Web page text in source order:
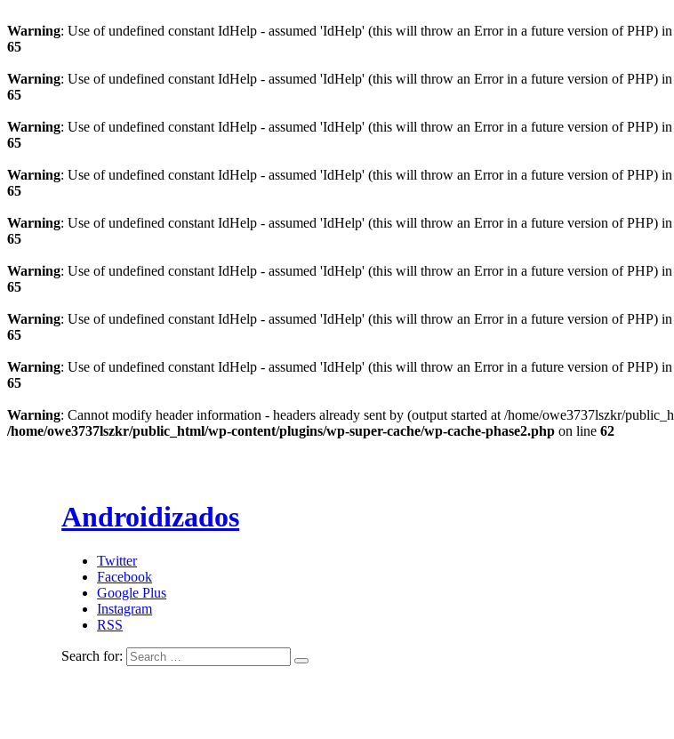
Warning: Use of undefined constant IdHelp - assumed 'IdHelp' (this will throw an Error in a future version of PHP) in
65
Warning: Use of undefined constant IdHelp - assumed 'IdHelp' (this will throw an Error in a future version of PHP) in
65
Warning: Use of undefined constant IdHelp - assumed 'IdHelp' (this will throw an Error in a future version of PHP) in
65
Warning: Use of undefined constant IdHelp - assumed 'IdHelp' (this will throw an Error in a future version of PHP) in
65
Warning: Use of undefined constant IdHelp - assumed 'IdHelp' (this will throw an Error in a future version of PHP) in
65
Warning: Use of undefined constant IdHelp - assumed 'IdHelp' (this will throw an Error in a future version of PHP) in
65
Warning: Use of undefined constant IdHelp - assumed 'IdHelp' (this will throw an Error in a future version of PHP) in
65
Warning: Use of undefined constant IdHelp - assumed 'IdHelp' (this will throw an Error in a future version of PHP) in
65
Warning: Cannot modify header information - headers already sent by (output started at /home/owe3737lszkr/
/home/owe3737lszkr/public_html/wp-content/plugins/wp-super-cache/wp-cache-phase2.php on line 62
Androidizados
Twitter
Facebook
Google Plus
Instagram
RSS
Search for: